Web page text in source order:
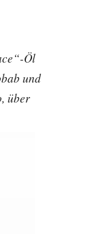
Öl
und
über